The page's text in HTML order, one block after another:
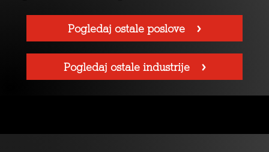
Pogledaj ostale poslove
Pogledaj ostale industrije